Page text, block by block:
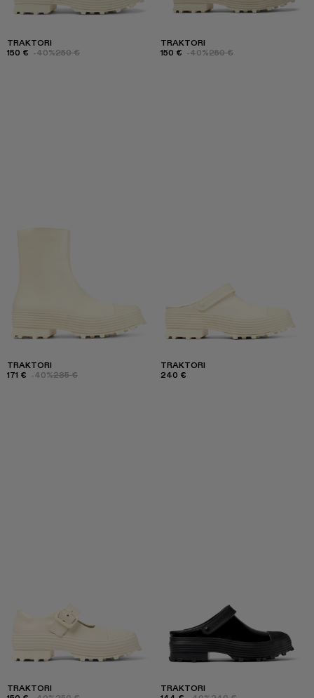
TRAKTORI
150 € -40%250 €
TRAKTORI
150 € -40%250 €
TRAKTORI
171 € -40%285 €
TRAKTORI
240 €
TRAKTORI
TRAKTORI